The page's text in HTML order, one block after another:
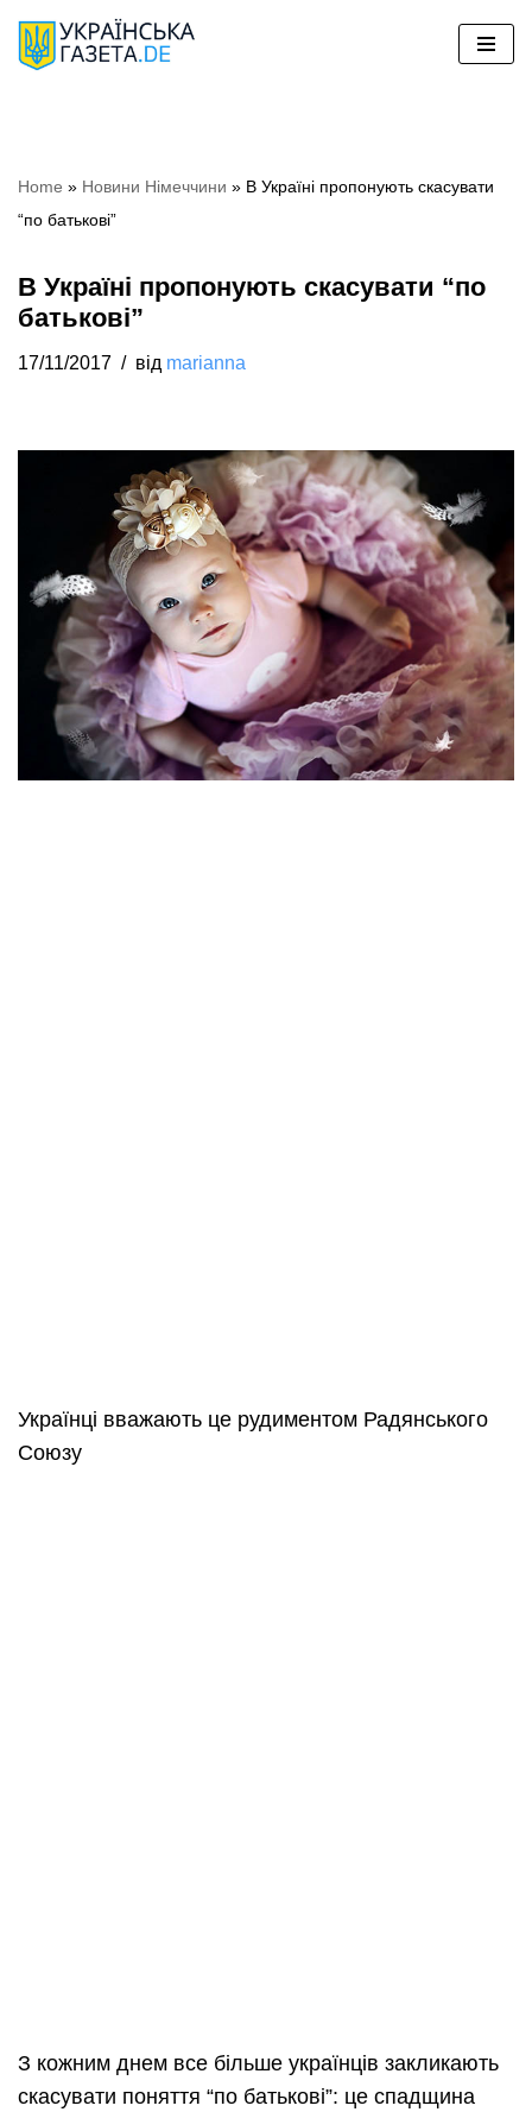
Перейти
Home » Новини Німеччини » В Україні пропонують скасувати
“по батькові”
В Україні пропонують скасувати “по
батькові”
17/11/2017 від marianna
Українці вважають це рудиментом Радянського
Союзу
З кожним днем ​​все більше українців закликають
скасувати поняття “по батькові”: це спадщина